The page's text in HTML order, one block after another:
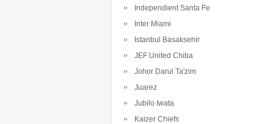
Independient Santa Fe
Inter Miami
Istanbul Basaksehir
JEF United Chiba
Johor Darul Ta'zim
Juarez
Jubilo Iwata
Kaizer Chiefs